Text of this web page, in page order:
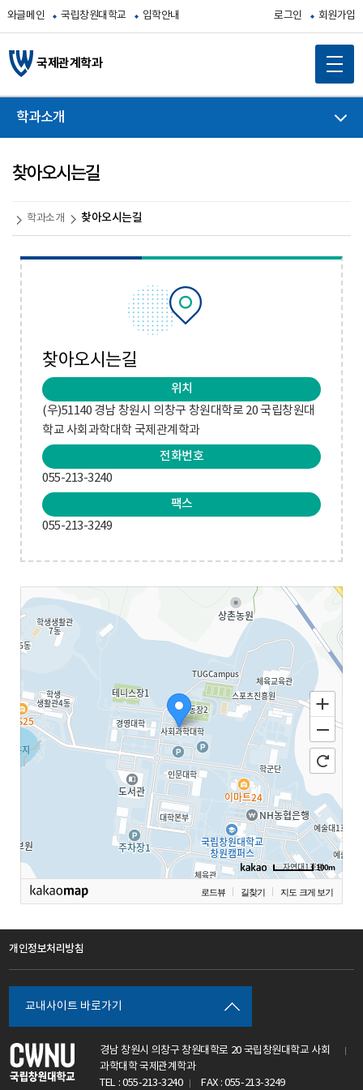
와글메인 국립창원대학교 입학안내 로그인 회원가입
국제관계학과
학과소개
찾아오시는길
학과소개 찾아오시는길
찾아오시는길
위치
(우)51140 경남 창원시 의창구 창원대학로 20 국립창원대
학교 사회과학대학 국제관계학과
전화번호
055-213-3240
팩스
055-213-3249
100m
로드뷰 길찾기 지도 크게 보기
개인정보처리방침
교내사이트 바로가기
경남 창원시 의창구 창원대학로 20 국립창원대학교 사회
과학대학 국제관계학과
TEL : 055-213-3240
FAX : 055-213-3249